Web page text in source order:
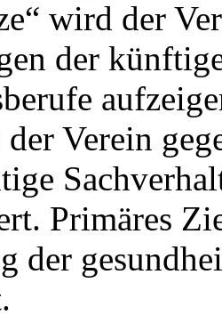
wird der
der
Verein
Primäres
der